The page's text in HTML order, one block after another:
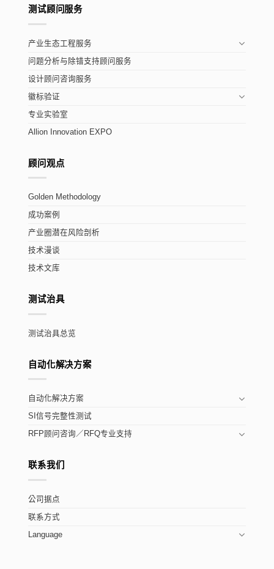
测试顾问服务
产业生态工程服务
问题分析与除错支持顾问服务
设计顾问咨询服务
徽标验证
专业实验室
Allion Innovation EXPO
顾问观点
Golden Methodology
成功案例
产业圈潜在风险剖析
技术漫谈
技术文库
测试治具
测试治具总览
自动化解决方案
自动化解决方案
SI信号完整性测试
RFP顾问咨询／RFQ专业支持
联系我们
公司据点
联系方式
Language